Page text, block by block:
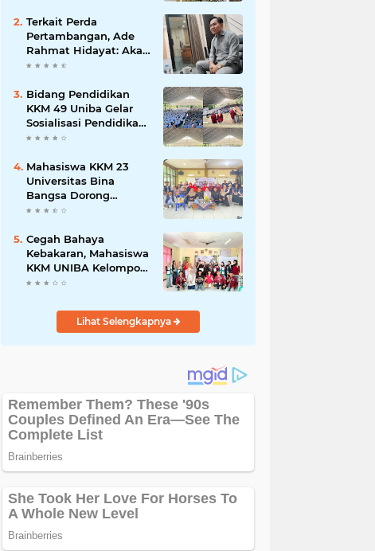
Terkait Perda
Pertambangan, Ade
Rahmat Hidayat: Akan
Berikan Kepastian
Masyarakat dan
Pelaku Usaha
Bidang Pendidikan
KKM 49 Uniba Gelar
Sosialisasi Pendidikan
Karakter dan
SMP Negeri 1 Baros
Mahasiswa KKM 23
Universitas Bina
Bangsa Dorong
Pemberdayaan
Seminar di Desa
Pelawad
Cegah Bahaya
Kebakaran, Mahasiswa
KKM UNIBA Kelompok
03 Edukasi Warga
Instalasi dan K3 Listrik
Lihat Selengkapnya